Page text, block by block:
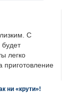
С
легко
приготовление
ни «крути»!